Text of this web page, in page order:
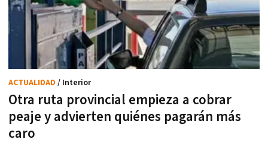
Otra ruta provincial empieza a cobrar
peaje y advierten quiénes pagarán más
caro
ACTUALIDAD / Interior